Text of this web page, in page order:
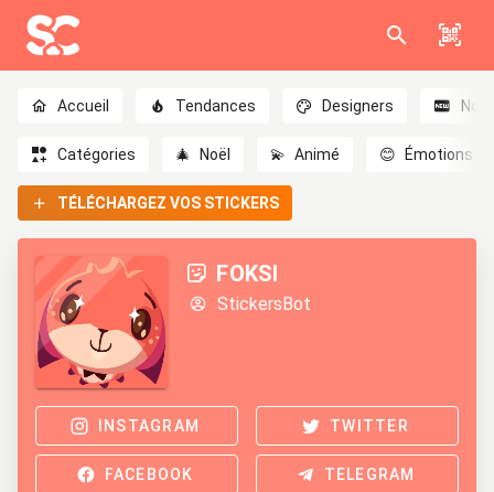
Accueil Tendances Designers
Catégories 🎄 Noël 💫 Animé 😊 Émotions
TÉLÉCHARGEZ VOS STICKERS
FOKSI
StickersBot
INSTAGRAM TWITTER
FACEBOOK TELEGRAM